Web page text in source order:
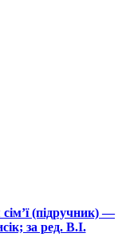
(підручник) —
за ред. В.І.